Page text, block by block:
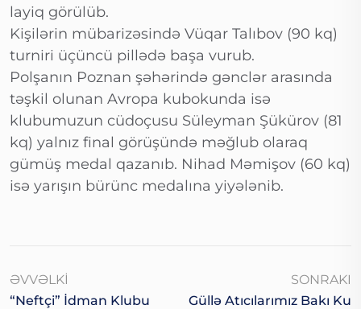
layiq görülüb.
Kişilərin mübarizəsində Vüqar Talıbov (90 kq)
turniri üçüncü pillədə başa vurub.
Polşanın Poznan şəhərində gənclər arasında
təşkil olunan Avropa kubokunda isə
klubumuzun cüdoçusu Süleyman Şükürov (81
kq) yalnız final görüşündə məğlub olaraq
gümüş medal qazanıb. Nihad Məmişov (60 kq)
isə yarışın bürünc medalına yiyələnib.
ƏVVƏLKI
“Neftçi” İdman Klubu
SONRAKI
Güllə Atıcılarımız Bakı Ku